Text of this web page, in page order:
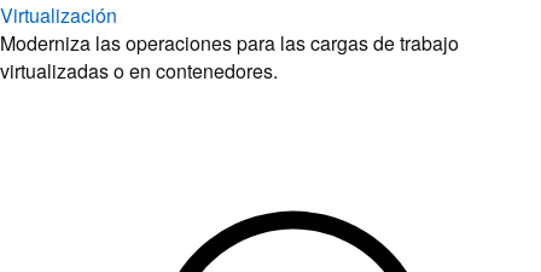
Virtualización
Moderniza las operaciones para las cargas de trabajo
virtualizadas o en contenedores.